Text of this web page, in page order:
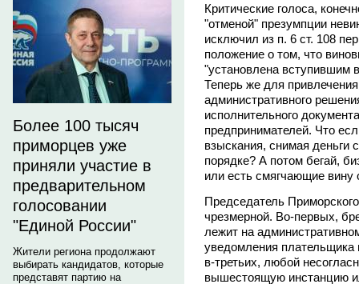
Более 100 тысяч
приморцев уже
приняли участие в
предварительном
голосовании
"Единой России"
Жители региона продолжают
выбирать кандидатов, которые
представят партию на
Критические голоса,
"отменой" презумпции
исключил из п. 6 ст. 108
положение о том, что
"установлена вступившим
Теперь же для
административного
исполнительного
предпринимателей. Что
взыскания, снимая деньги
порядке? А потом бегай,
или есть смягчающие вину
Председатель
чрезмерной. Во-первых,
лежит на
уведомления плательщика
в-третьих, любой
вышестоящую инстанцию